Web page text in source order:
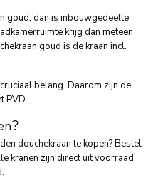
goud, dan is inbouwgedeelte
krijg dan meteen
goud is de kraan incl.
belang. Daarom zijn de
PVD.
douchekraan te kopen? Bestel
kranen zijn direct uit voorraad